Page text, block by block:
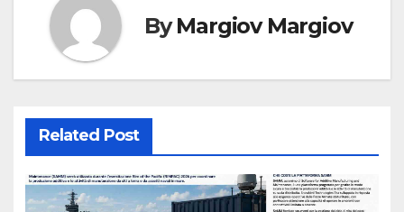
ByMargiov Margiov
Related Post